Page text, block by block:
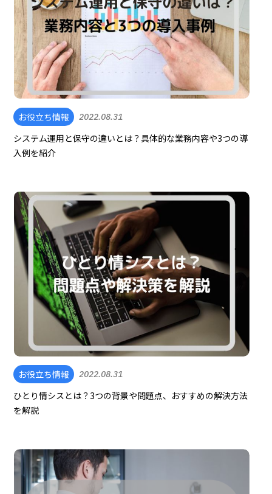
お役立ち情報 2022.08.31
システム運用と保守の違いとは？具体的な業務内容や3つの導
入例を紹介
お役立ち情報 2022.08.31
ひとり情シスとは？3つの背景や問題点、おすすめの解決方法
を解説